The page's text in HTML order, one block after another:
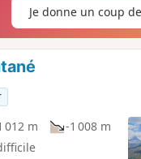
Je donne un coup
012 m
-1 008 m